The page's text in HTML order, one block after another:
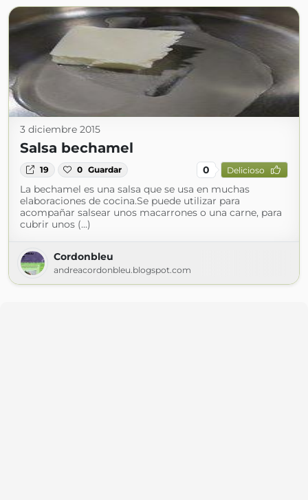
3 diciembre 2015
Salsa bechamel
19 0 Guardar 0 Delicioso
La bechamel es una salsa que se usa en muchas
elaboraciones de cocina.Se puede utilizar para
acompañar salsear unos macarrones o una carne, para
cubrir unos (...)
Cordonbleu
andreacordonbleu.blogspot.com